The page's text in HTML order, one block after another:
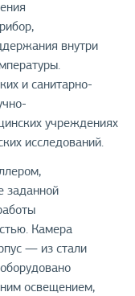
внутри
и санитарно-
учреждениях
исследований.
заданной
Камера
— из стали
освещением,